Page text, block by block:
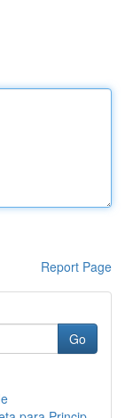
Report Page
Go